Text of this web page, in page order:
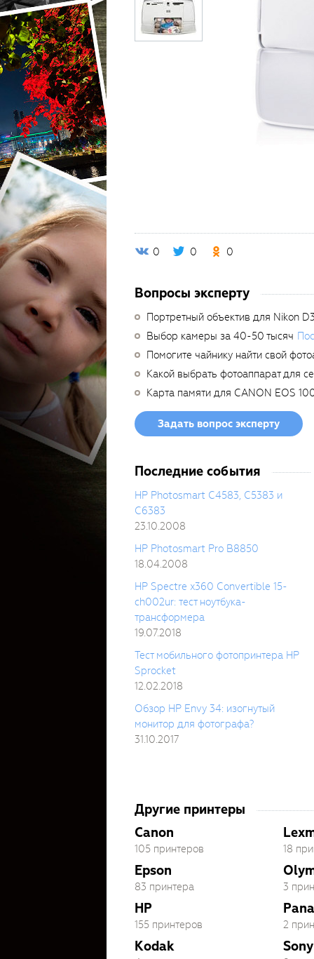
0 0 0
Вопросы эксперту
Портретный объектив для Nikon
Выбор камеры за 40-50 тысяч
Помогите чайнику найти свой
Какой выбрать фотоаппарат для
Карта памяти для CANON EOS
Задать вопрос эксперту
Последние события
HP Photosmart C4583, C5383 и
C6383
23.10.2008
HP Photosmart Pro B8850
18.04.2008
HP Spectre x360 Convertible 15-
ch002ur: тест ноутбука-
трансформера
19.07.2018
Тест мобильного фотопринтера HP
Sprocket
12.02.2018
Обзор HP Envy 34: изогнутый
монитор для фотографа?
31.10.2017
Другие принтеры
Canon
105 принтеров
Epson
83 принтера
HP
155 принтеров
Kodak
18
3
2
Sony